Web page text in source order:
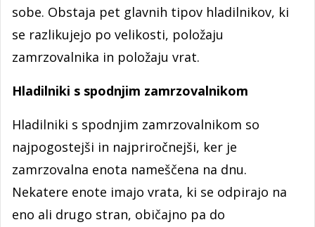
sobe. Obstaja pet glavnih tipov hladilnikov, ki
se razlikujejo po velikosti, položaju
zamrzovalnika in položaju vrat.
Hladilniki s spodnjim zamrzovalnikom
Hladilniki s spodnjim zamrzovalnikom so
najpogostejši in najpriročnejši, ker je
zamrzovalna enota nameščena na dnu.
Nekatere enote imajo vrata, ki se odpirajo na
eno ali drugo stran, običajno pa do